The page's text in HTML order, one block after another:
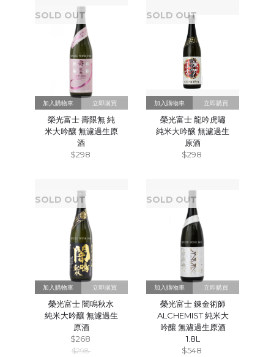
SOLD OUT
立即購買
榮光富士 壽限無 純
米大吟釀 無濾過生原
酒
$298
SOLD OUT
立即購買
榮光富士 龍吟虎嘯
純米大吟醸 無濾過生
原酒
$298
SOLD OUT
立即購買
榮光富士 闇鳴秋水
純米大吟釀 無濾過生
原酒
$268
$298
SOLD OUT
立即購買
榮光富士 鍊金術師
ALCHEMIST 純米大
吟釀 無濾過生原酒
1.8L
$548